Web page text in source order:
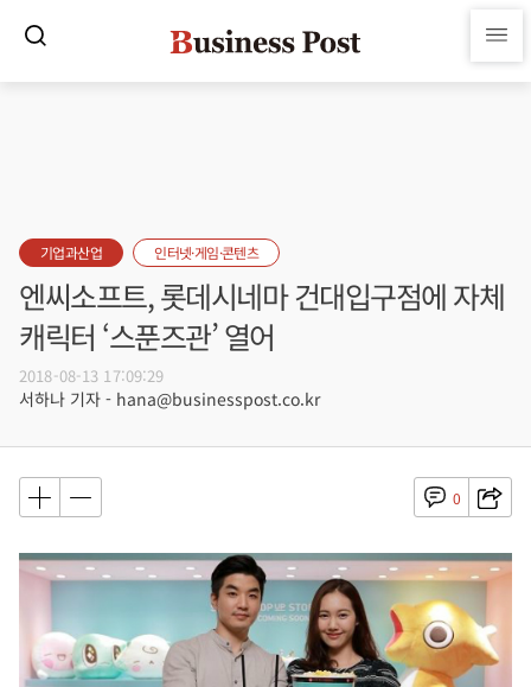
기업과산업 인터넷·게임·콘텐츠
엔씨소프트, 롯데시네마 건대입구점에 자체
캐릭터 ‘스푼즈관’ 열어
2018-08-13 17:09:29
서하나 기자 - hana@businesspost.co.kr
0